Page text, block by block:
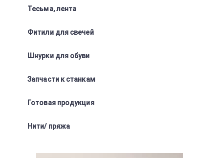
Тесьма, лента
Фитили для свечей
Шнурки для обуви
Запчасти к станкам
Готовая продукция
Нити/ пряжа